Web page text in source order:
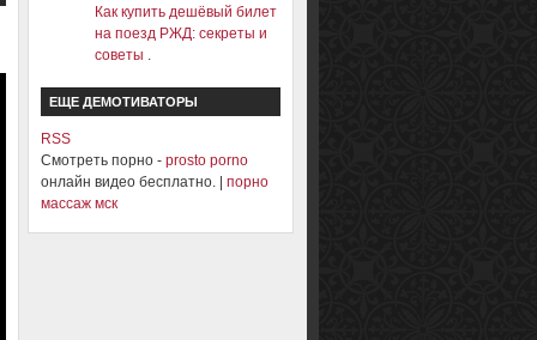
Как купить дешёвый билет
на поезд РЖД: секреты и
советы .
ЕЩЕ ДЕМОТИВАТОРЫ
RSS
Смотреть порно - prosto porno
онлайн видео бесплатно. | порно
массаж мск